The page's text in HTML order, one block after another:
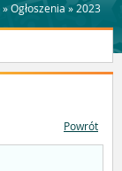
»Ogłoszenia »2023
Powrót